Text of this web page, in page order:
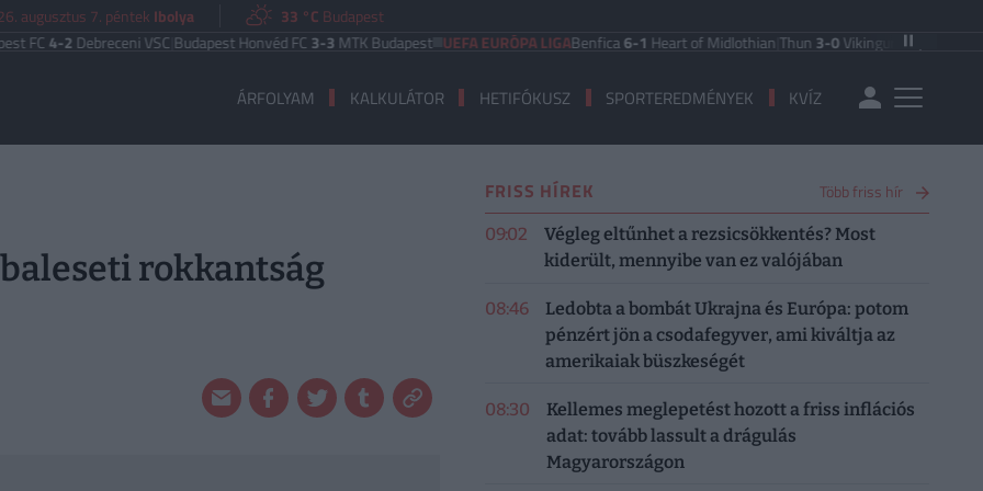
augusztus 7. péntek Ibolya 33 °C Budapest
4-2 Debreceni VSC|Budapest Honvéd FC3-3 MTK Budapest UEFA EURÓPA LIGABenfica6-1Heart of Midlothian|Thun3-0Vikingur Reykjavik
ÁRFOLYAM KALKULÁTOR HETIFÓKUSZ SPORTEREDMÉNYEK KVÍZ
rokkantság
FRISS HÍREK Több friss hír
09:02
Végleg eltűnhet a rezsicsökkentés? Most
kiderült, mennyibe van ez valójában
08:46
Ledobta a bombát Ukrajna és Európa: potom
pénzért jön a csodafegyver, ami kiváltja az
amerikaiak büszkeségét
08:30
Kellemes meglepetést hozott a friss inflációs
adat: tovább lassult a drágulás
Magyarországon